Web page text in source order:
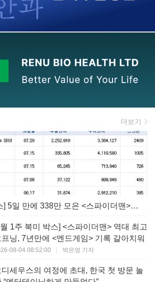
더보기
[8월 1주 국내 박스] 5일 만에 338만 모은 <스파이더맨> 극장가 235% 대반등, <호프>는 400만 돌파
1주 북미 박스] <스파이더맨> 역대 최고
프닝, 7년만에 <엔드게임> 기록 갈아치워
08-04 08:52:00 | 박은영 기자
디세우스의 여정에 초대, 한국 첫 방문 놀